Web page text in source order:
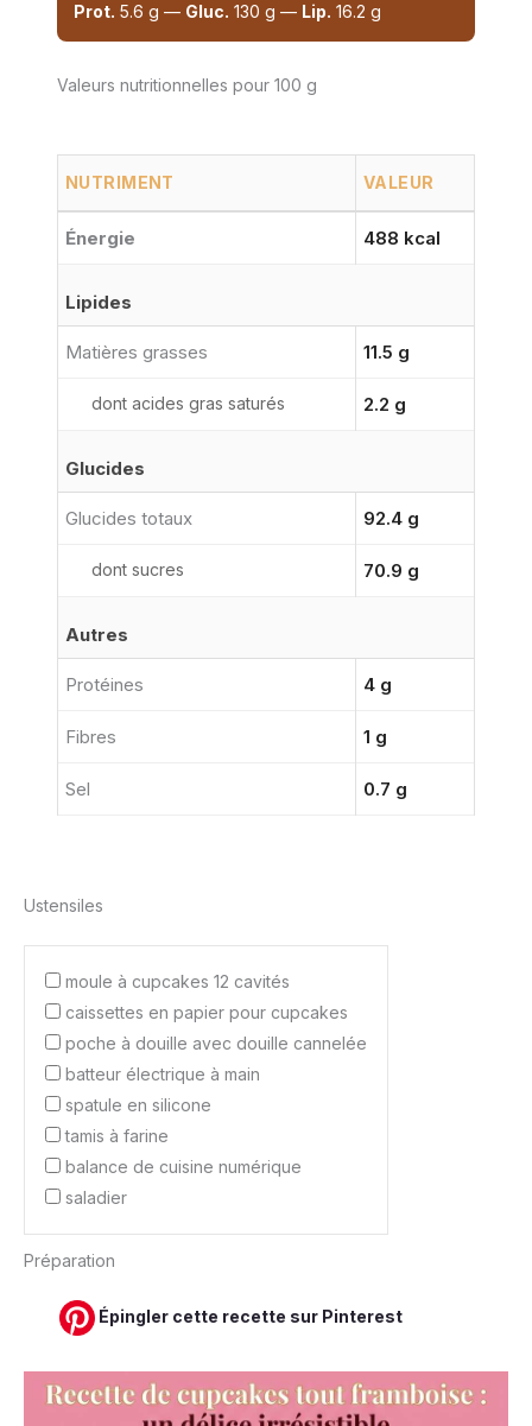
Prot. 5.6 g — Gluc. 130 g — Lip. 16.2 g
Valeurs nutritionnelles pour 100 g
NUTRIMENT VALEUR
Énergie 488 kcal
Lipides
Matières grasses 11.5 g
dont acides gras saturés 2.2 g
Glucides
Glucides totaux 92.4 g
dont sucres 70.9 g
Autres
Protéines 4 g
Fibres 1 g
Sel 0.7 g
Ustensiles
moule à cupcakes 12 cavités
caissettes en papier pour cupcakes
poche à douille avec douille cannelée
batteur électrique à main
spatule en silicone
tamis à farine
balance de cuisine numérique
saladier
Préparation
Épingler cette recette sur Pinterest